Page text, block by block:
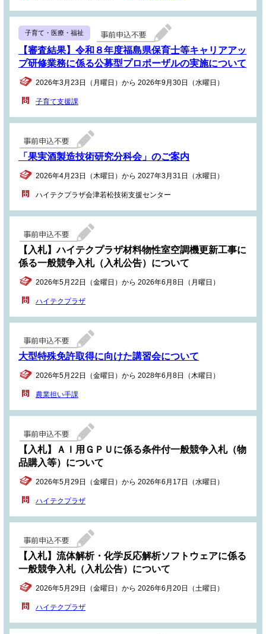
子育て・医療・福祉
【審査結果】令和８年度福島県保育士等キャリアアッ
プ研修業務に係る公募型プロポーザルの実施について
2026年3月23日（月曜日）から 2026年9月30日（水曜日）
子育て支援課
「果実酒製造技術研究分科会」のご案内
2026年4月23日（木曜日）から 2027年3月31日（水曜日）
ハイテクプラザ会津若松技術支援センター
【入札】ハイテクプラザ材料物性室空調機更新工事に
係る一般競争入札（入札公告）について
2026年5月22日（金曜日）から 2026年6月8日（月曜日）
ハイテクプラザ
大型特殊免許取得に向けた講習会について
2026年5月22日（金曜日）から 2028年6月8日（木曜日）
農業担い手課
【入札】ＡＩ用ＧＰＵに係る条件付一般競争入札（物
品購入等）について
2026年5月29日（金曜日）から 2026年6月17日（水曜日）
ハイテクプラザ
【入札】流体解析・化学反応解析ソフトウェアに係る
一般競争入札（入札公告）について
2026年5月29日（金曜日）から 2026年6月20日（土曜日）
ハイテクプラザ